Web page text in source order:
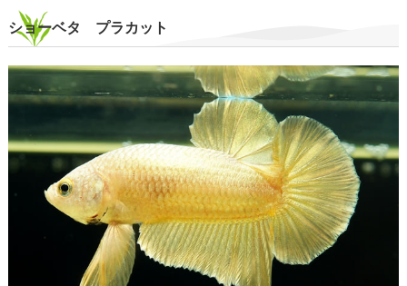
ショーベタ プラカット